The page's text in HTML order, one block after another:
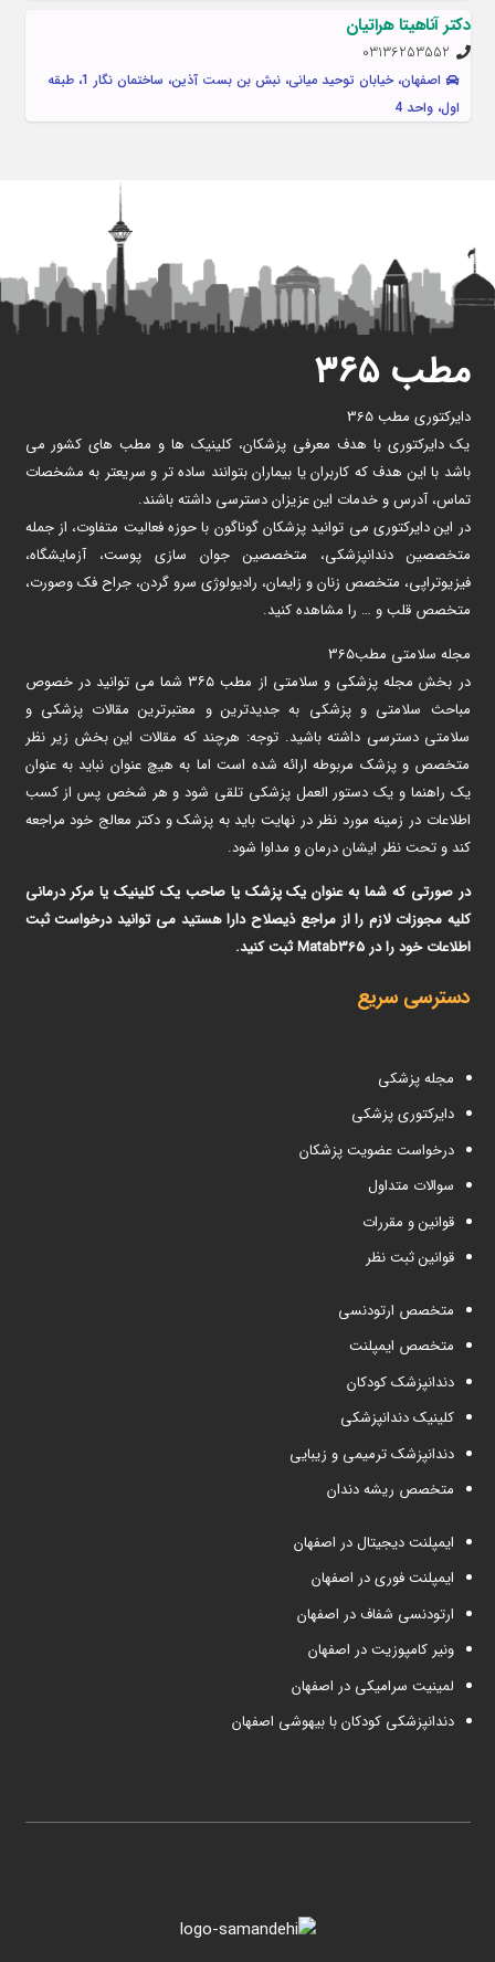
دکتر آناهیتا هراتیان
03136253552
اصفهان، خیابان توحید میانی، نبش بن بست آذین، ساختمان نگار 1، طبقه
اول، واحد 4
مطب ۳۶۵
دایرکتوری مطب 365
یک دایرکتوری با هدف معرفی پزشکان، کلینیک ها و مطب های کشور می
باشد با این هدف که کاربران یا بیماران بتوانند ساده تر و سریعتر به مشخصات
تماس، آدرس و خدمات این عزیزان دسترسی داشته باشند.
در این دایرکتوری می توانید پزشکان گوناگون با حوزه فعالیت متفاوت، از جمله
متخصصین دندانپزشکی، متخصصین جوان سازی پوست، آزمایشگاه،
فیزیوتراپی، متخصص زنان و زایمان، رادیولوژی سرو گردن، جراح فک وصورت،
متخصص قلب و … را مشاهده کنید.
مجله سلامتی مطب365
در بخش مجله پزشکی و سلامتی از مطب ۳۶۵ شما می توانید در خصوص
مباحث سلامتی و پزشکی به جدیدترین و معتبرترین مقالات پزشکی و
سلامتی دسترسی داشته باشید. توجه: هرچند که مقالات این بخش زیر نظر
متخصص و پزشک مربوطه ارائه شده است اما به هیچ عنوان نباید به عنوان
یک راهنما و یک دستور العمل پزشکی تلقی شود و هر شخص پس از کسب
اطلاعات در زمینه مورد نظر در نهایت باید به پزشک و دکتر معالج خود مراجعه
کند و تحت نظر ایشان درمان و مداوا شود.
در صورتی که شما به عنوان یک پزشک یا صاحب یک کلینیک یا مرکر درمانی
کلیه مجوزات لازم را از مراجع ذیصلاح دارا هستید می توانید درخواست ثبت
اطلاعات خود را در Matab365 ثبت کنید.
دسترسی سریع
مجله پزشکی
دایرکتوری پزشکی
درخواست عضویت پزشکان
سوالات متداول
قوانین و مقررات
قوانین ثبت نظر
متخصص ارتودنسی
متخصص ایمپلنت
دندانپزشک کودکان
کلینیک دندانپزشکی
دندانپزشک ترمیمی و زیبایی
متخصص ریشه دندان
ایمپلنت دیجیتال در اصفهان
ایمپلنت فوری در اصفهان
ارتودنسی شفاف در اصفهان
ونیر کامپوزیت در اصفهان
لمینیت سرامیکی در اصفهان
دندانپزشکی کودکان با بیهوشی اصفهان